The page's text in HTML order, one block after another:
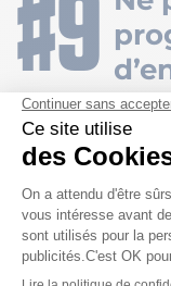
Il faut avoir une
précis, cela aide